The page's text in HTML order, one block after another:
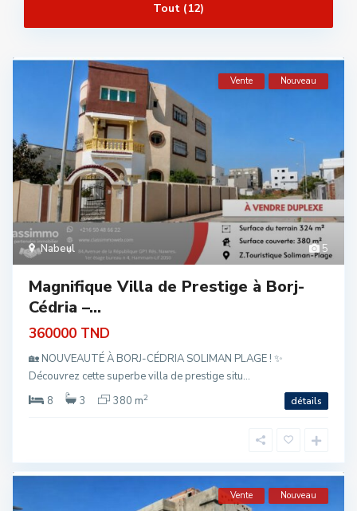
Tout (12)
5
Nabeul
Vente Nouveau
Magnifique Villa de Prestige à Borj-
Cédria –...
360000 TND
🏡 NOUVEAUTÉ À BORJ-CÉDRIA SOLIMAN PLAGE ! ✨
Découvrez cette superbe villa de prestige situ...
8
3 380 m2 détails
Vente Nouveau